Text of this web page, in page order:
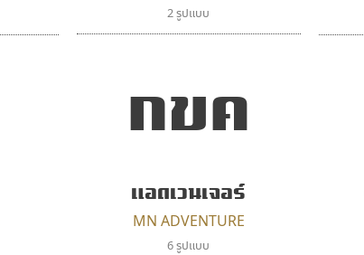
2 รูปแบบ
กขค
แอดเวนเจอร์
MN ADVENTURE
6 รูปแบบ